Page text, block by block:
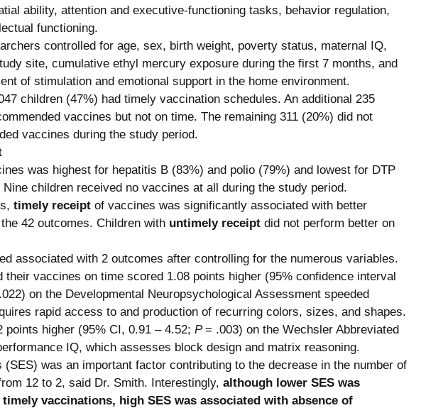
ability, attention and executive-functioning tasks, behavior regulation,
functioning.
controlled for age, sex, birth weight, poverty status, maternal IQ,
site, cumulative ethyl mercury exposure during the first 7 months, and
of stimulation and emotional support in the home environment.
children (47%) had timely vaccination schedules. An additional 235
vaccines but not on time. The remaining 311 (20%) did not
vaccines during the study period.
was highest for hepatitis B (83%) and polio (79%) and lowest for DTP
children received no vaccines at all during the study period.
timely receipt of vaccines was significantly associated with better
42 outcomes. Children with untimely receipt did not perform better on
associated with 2 outcomes after controlling for the numerous variables.
their vaccines on time scored 1.08 points higher (95% confidence interval
on the Developmental Neuropsychological Assessment speeded
rapid access to and production of recurring colors, sizes, and shapes.
points higher (95% CI, 0.91 – 4.52; P = .003) on the Wechsler Abbreviated
IQ, which assesses block design and matrix reasoning.
(SES) was an important factor contributing to the decrease in the number of
12 to 2, said Dr. Smith. Interestingly, although lower SES was
vaccinations, high SES was associated with absence of